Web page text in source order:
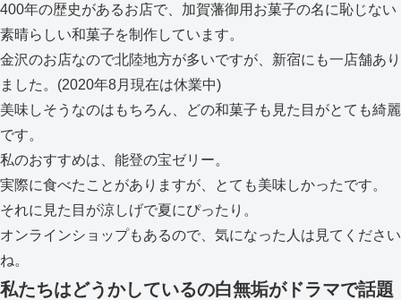
400年の歴史があるお店で、加賀藩御用お菓子の名に恥じない
素晴らしい和菓子を制作しています。
金沢のお店なので北陸地方が多いですが、新宿にも一店舗あり
ました。(2020年8月現在は休業中)
美味しそうなのはもちろん、どの和菓子も見た目がとても綺麗
です。
私のおすすめは、能登の宝ゼリー。
実際に食べたことがありますが、とても美味しかったです。
それに見た目が涼しげで夏にぴったり。
オンラインショップもあるので、気になった人は見てください
ね。
私たちはどうかしているの白無垢がドラマで話題